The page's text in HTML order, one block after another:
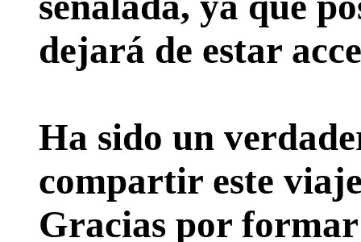
dejará de estar
Ha sido un
compartir este
Gracias por